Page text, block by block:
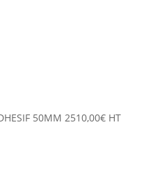
50MM 2510,00€ HT